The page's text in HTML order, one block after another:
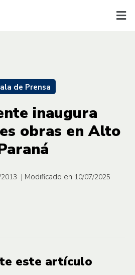
de Prensa
inaugura
obras en Alto
| Modificado en 10/07/2025
este artículo